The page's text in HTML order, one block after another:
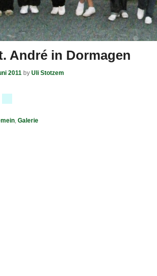
André in Dormagen
2011 by Uli Stotzem
Galerie